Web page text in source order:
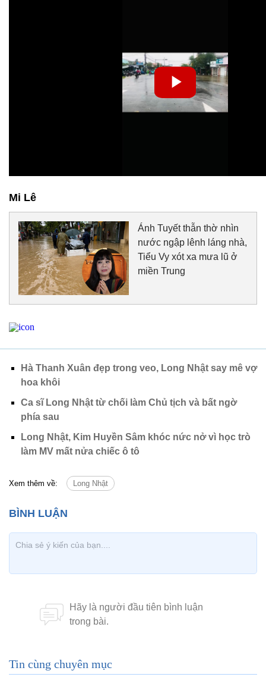
Mi Lê
Ánh Tuyết thẫn thờ nhìn
nước ngập lênh láng nhà,
Tiểu Vy xót xa mưa lũ ở
miền Trung
Hà Thanh Xuân đẹp trong veo, Long Nhật say mê vợ
hoa khôi
Ca sĩ Long Nhật từ chối làm Chủ tịch và bất ngờ
phía sau
Long Nhật, Kim Huyền Sâm khóc nức nở vì học trò
làm MV mất nửa chiếc ô tô
Xem thêm về: Long Nhật
Tin cùng chuyên mục